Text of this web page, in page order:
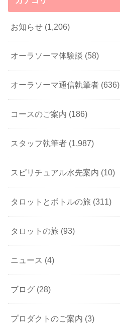
お知らせ (1,206)
オーラソーマ体験談 (58)
オーラソーマ通信執筆者 (636)
コースのご案内 (186)
スタッフ執筆者 (1,987)
スピリチュアル水先案内 (10)
タロットとボトルの旅 (311)
タロットの旅 (93)
ニュース (4)
ブログ (28)
プロダクトのご案内 (3)